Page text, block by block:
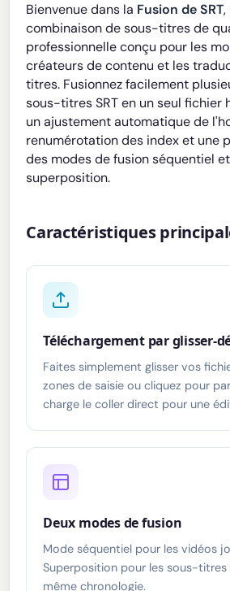
Bienvenue dans la Fusion de SRT
combinaison de sous-titres de
professionnelle conçu pour les
créateurs de contenu et les
titres. Fusionnez facilement
sous-titres SRT en un seul fichier
un ajustement automatique de
renumérotation des index et une
des modes de fusion séquentiel
superposition.
Caractéristiques
Téléchargement par glisser-
Faites simplement glisser vos
zones de saisie ou cliquez pour
charge le coller direct pour une
Deux modes de fusion
Mode séquentiel pour les vidéos
Superposition pour les sous-titres
même chronologie.